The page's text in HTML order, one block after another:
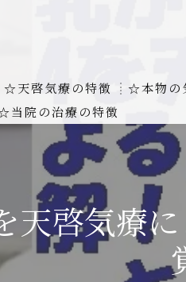
☆天啓気療の特徴
お客様の質問に対する回答
天啓気療に関する書籍
本物の気功師にも優るサイ能力の
気功治療や療法と天啓気療の違い
☆本物の
クンダリ
当院の治療の特徴
症が天啓気療により奇跡的な寛解
に革命チャクラ覚醒サイ能力
天啓気療